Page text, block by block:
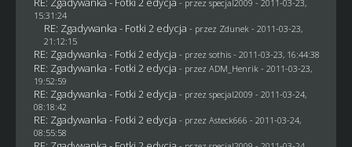
- przez specjal2009 - 2011-03-23,
15:31:24
RE: Zgadywanka - Fotki 2 edycja - przez Zdunek - 2011-03-23,
21:12:15
RE: Zgadywanka - Fotki 2 edycja - przez sothis- 2011-03-23, 16:44:38
RE: Zgadywanka - Fotki 2 edycja - przez ADM_Henrik - 2011-03-23,
19:52:59
RE: Zgadywanka - Fotki 2 edycja - przez specjal2009 - 2011-03-24,
08:18:42
RE: Zgadywanka - Fotki 2 edycja - przez Asteck666 - 2011-03-24,
08:55:58